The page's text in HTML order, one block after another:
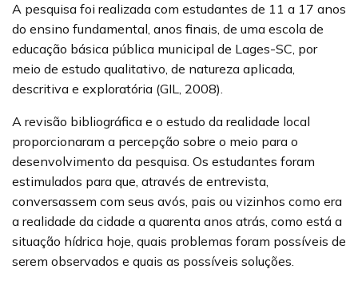
A pesquisa foi realizada com estudantes de 11 a 17 anos
do ensino fundamental, anos finais, de uma escola de
educação básica pública municipal de Lages-SC, por
meio de estudo qualitativo, de natureza aplicada,
descritiva e exploratória (GIL, 2008).
A revisão bibliográfica e o estudo da realidade local
proporcionaram a percepção sobre o meio para o
desenvolvimento da pesquisa. Os estudantes foram
estimulados para que, através de entrevista,
conversassem com seus avós, pais ou vizinhos como era
a realidade da cidade a quarenta anos atrás, como está a
situação hídrica hoje, quais problemas foram possíveis de
serem observados e quais as possíveis soluções.